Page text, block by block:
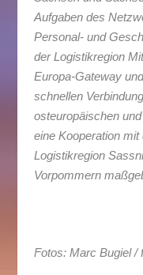
Aufgaben des
Personal- und
der Logistikregion
Europa-Gateway
schnellen
osteuropäischen
eine Kooperation
Logistikregion
Vorpommern
Fotos: Marc Bugiel